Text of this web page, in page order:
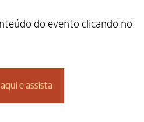
do evento clicando no
e assista